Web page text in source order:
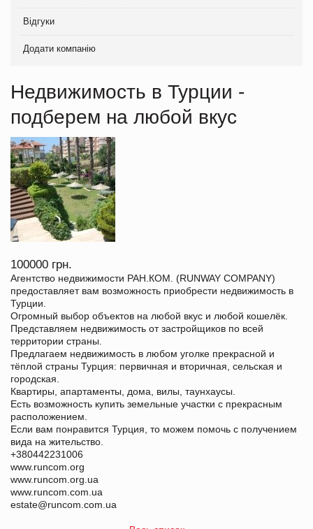
Відгуки
Додати компанію
Недвижимость в Турции -
подберем на любой вкус
100000 грн.
Агентство недвижимости РАН.КОМ. (RUNWAY COMPANY)
предоставляет вам возможность приобрести недвижимость в
Турции.
Огромный выбор объектов на любой вкус и любой кошелёк.
Представляем недвижимость от застройщиков по всей
территории страны.
Предлагаем недвижимость в любом уголке прекрасной и
тёплой страны Турция: первичная и вторичная, сельская и
городская.
Квартиры, апартаменты, дома, вилы, таунхаусы.
Есть возможность купить земельные участки с прекрасным
расположением.
Если вам понравится Турция, то можем помочь с получением
вида на жительство.
+380442231006
www.runcom.org
www.runcom.org.ua
www.runcom.com.ua
estate@runcom.com.ua